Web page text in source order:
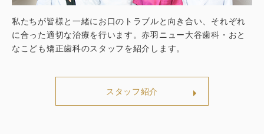
私たちが皆様と一緒にお口のトラブルと向き合い、それぞれ
に合った適切な治療を行います。赤羽ニュー大谷歯科・おと
なこども矯正歯科のスタッフを紹介します。
スタッフ紹介